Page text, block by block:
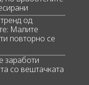
од
Малите
повторно се
заработи
со вештачката